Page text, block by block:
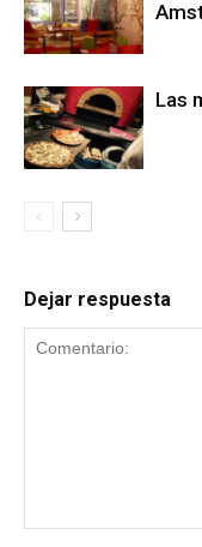
Las
Dejar respuesta